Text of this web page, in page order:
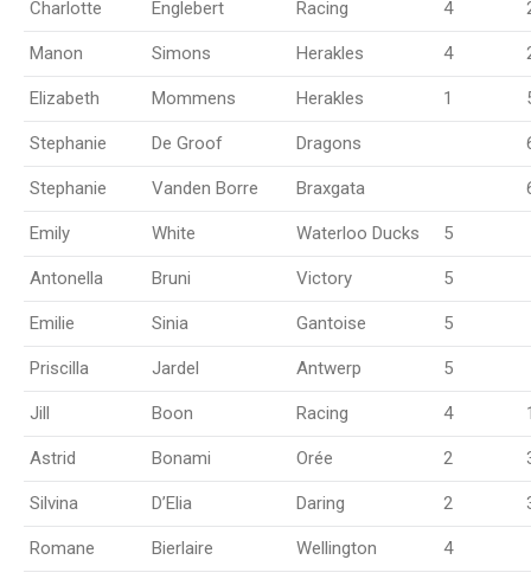
Charlotte Englebert Racing 4
Manon Simons Herakles 4
Elizabeth Mommens Herakles 1
Stephanie De Groof Dragons
Stephanie Vanden Borre Braxgata
Emily White Waterloo Ducks 5
Antonella Bruni Victory 5
Emilie Sinia Gantoise 5
Priscilla Jardel Antwerp 5
Jill Boon Racing 4
Astrid Bonami Orée 2
Silvina D’Elia Daring 2
Romane Bierlaire Wellington 4